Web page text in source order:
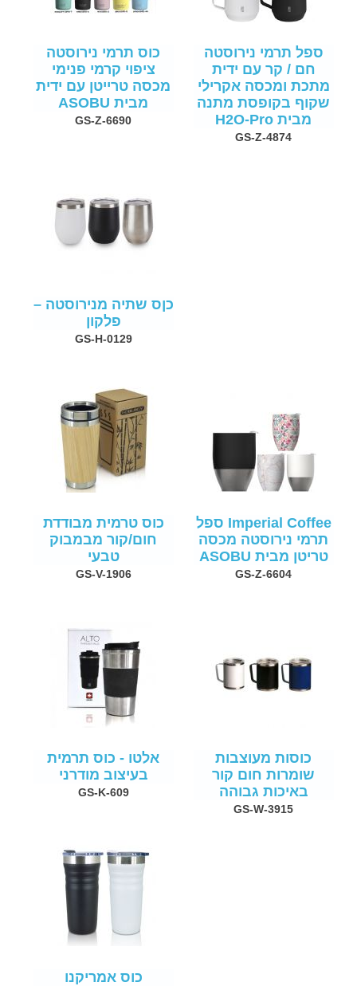
ספל תרמי נירוסטה
חם / קר עם ידית
מתכת ומכסה אקרילי
שקוף בקופסת מתנה
מבית H2O-Pro
GS-Z-4874
כוס תרמי נירוסטה
ציפוי קרמי פנימי
מכסה טרייטן עם ידית
מבית ASOBU
GS-Z-6690
כןס שתיה מנירוסטה –
פלקון
GS-H-0129
Imperial Coffee ספל
תרמי נירוסטה מכסה
טריטן מבית ASOBU
GS-Z-6604
כוס טרמית מבודדת
חום/קור מבמבוק
טבעי
GS-V-1906
כוסות מעוצבות
שומרות חום קור
באיכות גבוהה
GS-W-3915
אלטו - כוס תרמית
בעיצוב מודרני
GS-K-609
כוס אמריקנו